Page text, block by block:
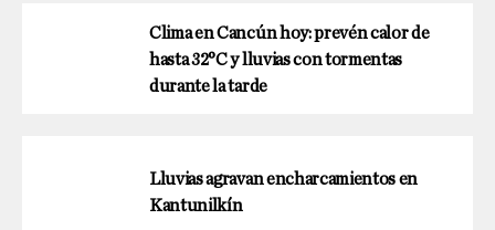
Clima en Cancún hoy: prevén calor de
hasta 32°C y lluvias con tormentas
durante la tarde
Lluvias agravan encharcamientos en
Kantunilkín